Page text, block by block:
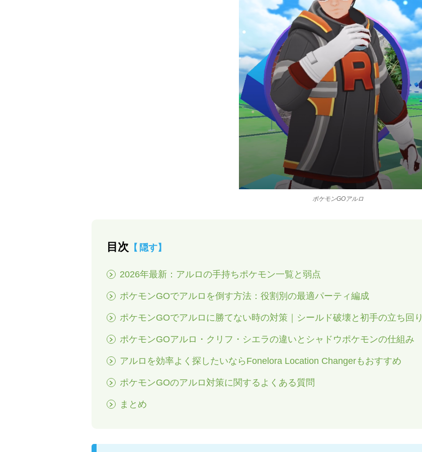
ポケモンGOアルロ
目次 隠す
2026年最新：アルロの手持ちポケモン一覧と弱点
ポケモンGOでアルロを倒す方法：役割別の最適パーティ編成
ポケモンGOでアルロに勝てない時の対策｜シールド破壊と初手の立ち回り
ポケモンGOアルロ・クリフ・シエラの違いとシャドウポケモンの仕組み
アルロを効率よく探したいならFonelora Location Changerもおすすめ
ポケモンGOのアルロ対策に関するよくある質問
まとめ